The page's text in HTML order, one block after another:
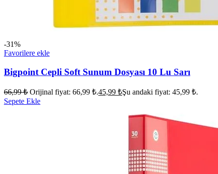
-31%
Favorilere ekle
Bigpoint Cepli Soft Sunum Dosyası 10 Lu Sarı
66,99₺ Orijinal fiyat: 66,99 ₺.45,99 ₺Şu andaki fiyat: 45,99 ₺.
Sepete Ekle